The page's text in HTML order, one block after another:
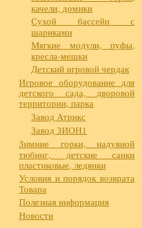
качели, домики
Сухой бассейн с
шариками
Мягкие модули, пуфы,
кресла-мешки
Детский игровой чердак
Игровое оборудование для
детского сада, дворовой
территории, парка
Завод Атрикс
Завод ЗИОН1
Зимние горки, надувной
тюбинг, детские санки
пластиковые, ледянки
Условия и порядок возврата
Товара
Полезная информация
Новости